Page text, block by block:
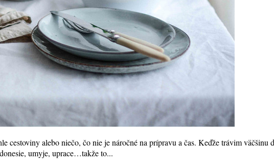
cestoviny alebo niečo, čo nie je náročné na prípravu a čas. Keďže trávim
umyje, uprace…takže to...